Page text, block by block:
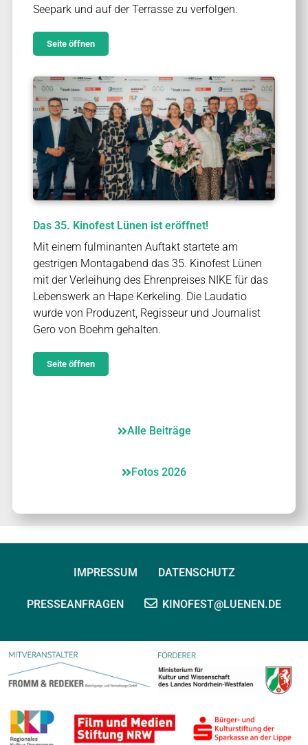
Seepark und auf der Terrasse zu verfolgen.
Seite öffnen
Das 35. Kinofest Lünen ist eröffnet!
Mit einem fulminanten Auftakt startete am
gestrigen Montagabend das 35. Kinofest Lünen
mit der Verleihung des Ehrenpreises NIKE für das
Lebenswerk an Hape Kerkeling. Die Laudatio
wurde von Produzent, Regisseur und Journalist
Gero von Boehm gehalten.
Seite öffnen
Alle Beiträge
Fotos 2026
IMPRESSUM DATENSCHUTZ
PRESSEANFRAGEN KINOFEST@LUENEN.DE